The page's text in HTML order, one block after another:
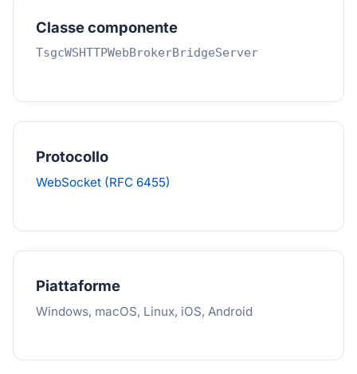
Classe componente
TsgcWSHTTPWebBrokerBridgeServer
Protocollo
WebSocket (RFC 6455)
Piattaforme
Windows, macOS, Linux, iOS, Android